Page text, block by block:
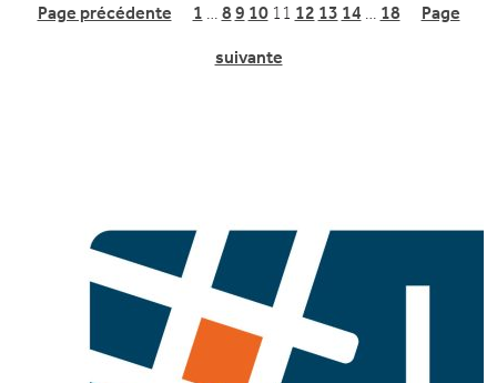
Page précédente 1 8 9 10 11 12 13 14 18 Page
suivante